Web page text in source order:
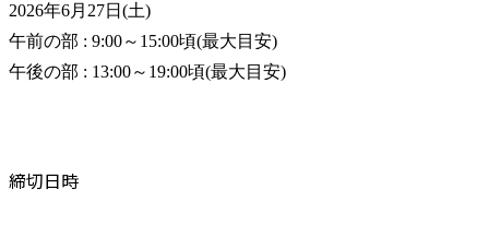
2026年6月27日(土)
午前の部 : 9:00～15:00頃(最大目安)
午後の部 : 13:00～19:00頃(最大目安)
締切日時